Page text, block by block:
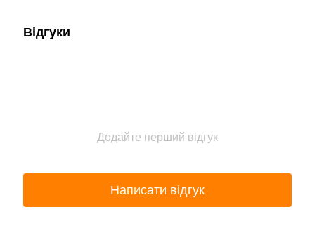
Відгуки
Додайте перший відгук
Написати відгук